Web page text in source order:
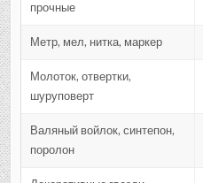
прочные
Метр, мел, нитка, маркер
Молоток, отвертки,
шуруповерт
Валяный войлок, синтепон,
поролон